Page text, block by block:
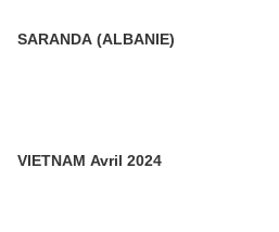
SARANDA (ALBANIE)
VIETNAM Avril 2024